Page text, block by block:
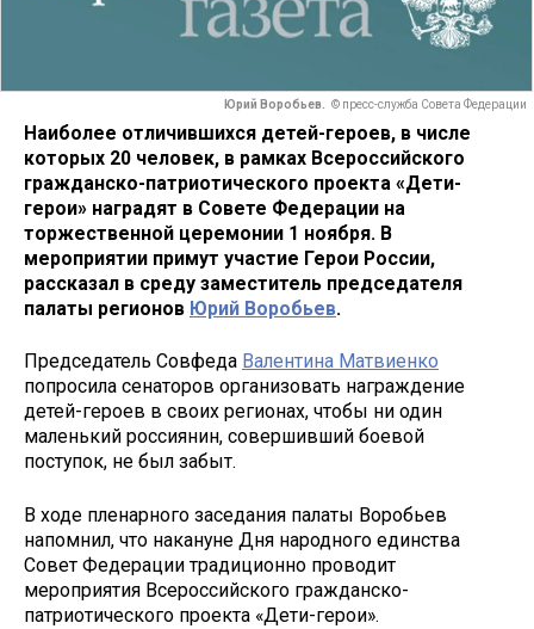
Юрий Воробьев. © пресс-служба Совета Федерации
Наиболее отличившихся детей-героев, в числе
которых 20 человек, в рамках Всероссийского
гражданско-патриотического проекта «Дети-
герои» наградят в Совете Федерации на
торжественной церемонии 1 ноября. В
мероприятии примут участие Герои России,
рассказал в среду заместитель председателя
палаты регионов Юрий Воробьев.
Председатель Совфеда Валентина Матвиенко
попросила сенаторов организовать награждение
детей-героев в своих регионах, чтобы ни один
маленький россиянин, совершивший боевой
поступок, не был забыт.
В ходе пленарного заседания палаты Воробьев
напомнил, что накануне Дня народного единства
Совет Федерации традиционно проводит
мероприятия Всероссийского гражданско-
патриотического проекта «Дети-герои».